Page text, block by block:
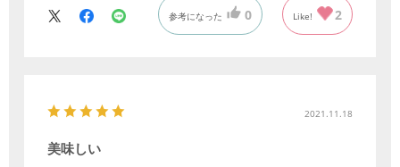
参考になった 0 Like! 2
2021.11.18
美味しい